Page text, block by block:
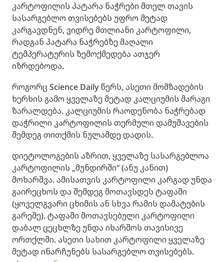
კარტოფილის პატარა ნაჭრები მთელ თავის
სასარგებლო თვისებებს უფრო მეტად
კარგავდნენ, ვიდრე მთლიანი კარტოფილი,
რადგან პატარა ნაჭრებზე მაღალი
ტემპერატურის ზემოქმედება ათჯერ
იზრდებოდა.
როგორც Science Daily წერს, ასეთი მომზადების
ხერხის გამო ყველაზე მეტად კალციუმის მარაგი
ზარალდება. კალციუმის რაოდენობა ნაჭრებად
დაჭრილი კარტოფილის თერმული დამუშავების
შემდეგ თითქმის ნულამდე დადის.
დიეტოლოგების აზრით, ყველაზე სასარგებლოა
კარტოფილის „მუნდირში“ (ანუ კანით)
მოხარშვა. ამისათვის კარტოფილი კარგად უნდა
გაირეცხოს და შემდეგ მოთავსდეს ტაფაში
(ყოველგვარი ცხიმის ან სხვა რამის დამატების
გარეშე). ტაფაში მოთავსებული კარტოფილი
დაბალ ცეცხლზე უნდა იხარშოს თავისივე
ორთქლში. ასეთი სახით კარტოფილი ყველაზე
მეტად ინარჩუნებს სასარგებლო თვისებებს.